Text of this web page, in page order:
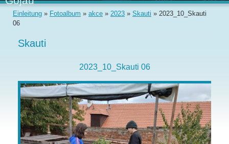
Einleitung » Fotoalbum » akce » 2023 » Skauti » 2023_10_Skauti
06
Skauti
2023_10_Skauti 06